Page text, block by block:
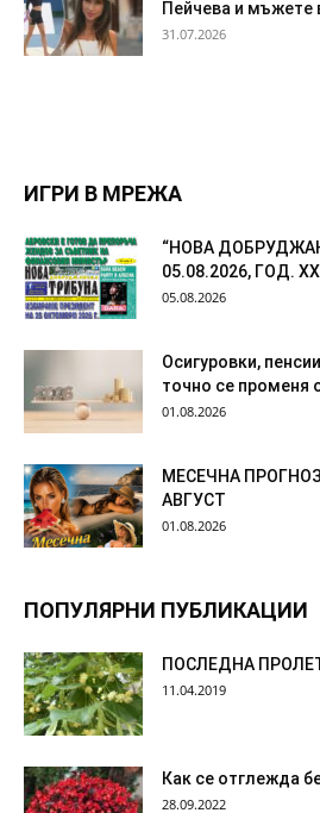
Пейчева и мъжете
31.07.2026
ИГРИ В МРЕЖА
“НОВА
05.08.2026, ГОД.
05.08.2026
Осигуровки,
точно се променя
01.08.2026
МЕСЕЧНА
АВГУСТ
01.08.2026
ПОПУЛЯРНИ ПУБЛИКАЦИИ
ПОСЛЕДНА
11.04.2019
Как се отглежда
28.09.2022